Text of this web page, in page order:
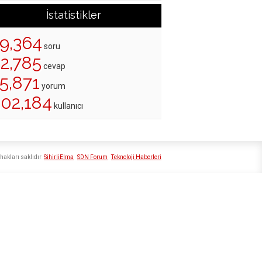
İstatistikler
soru
cevap
yorum
kullanıcı
SihirliElma SDN Forum Teknoloji Haberleri
saklıdır